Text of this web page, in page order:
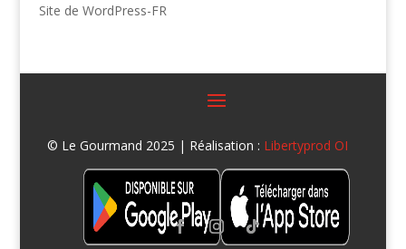
Site de WordPress-FR
© Le Gourmand 2025 | Réalisation : Libertyprod OI